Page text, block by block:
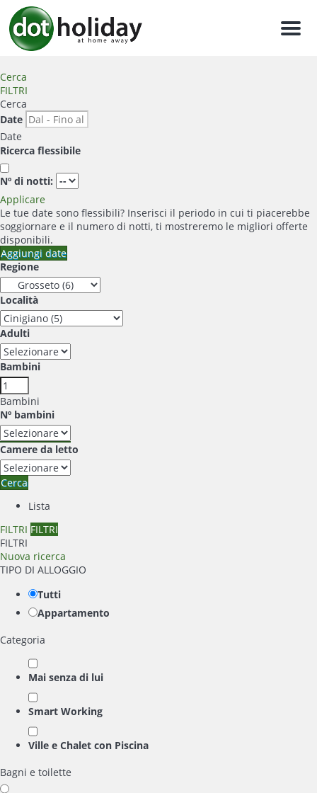
Menu
Cerca
FILTRI
Cerca
Date
Date
Ricerca flessibile
Nº di notti:
Applicare
Le tue date sono flessibili? Inserisci il periodo in cui ti piacerebbe
soggiornare e il numero di notti, ti mostreremo le migliori offerte
disponibili.
Aggiungi date
Regione
Località
Adulti
Bambini
Bambini
Nº bambini
Camere da letto
Cerca
Lista
FILTRI FILTRI
FILTRI
Nuova ricerca
TIPO DI ALLOGGIO
Tutti
Appartamento
Categoria
Mai senza di lui
Smart Working
Ville e Chalet con Piscina
Bagni e toilette